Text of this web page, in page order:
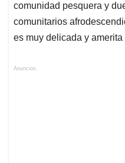
comunidad pesquera y
comunitarios
es muy delicada y amerita
Anuncios.